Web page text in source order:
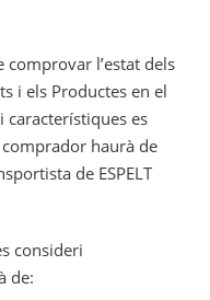
l’estat dels
i els Productes en el
característiques es
haurà de
de ESPELT
consideri
de: